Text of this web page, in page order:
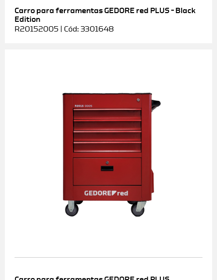
Carro para ferramentas GEDORE red PLUS – Black
Edition
R20152005 | Cód: 3301648